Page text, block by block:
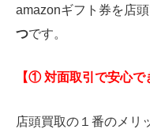
amazonギフト券を店
つです。
【① 対面取引で安心で
店頭買取の１番のメリ